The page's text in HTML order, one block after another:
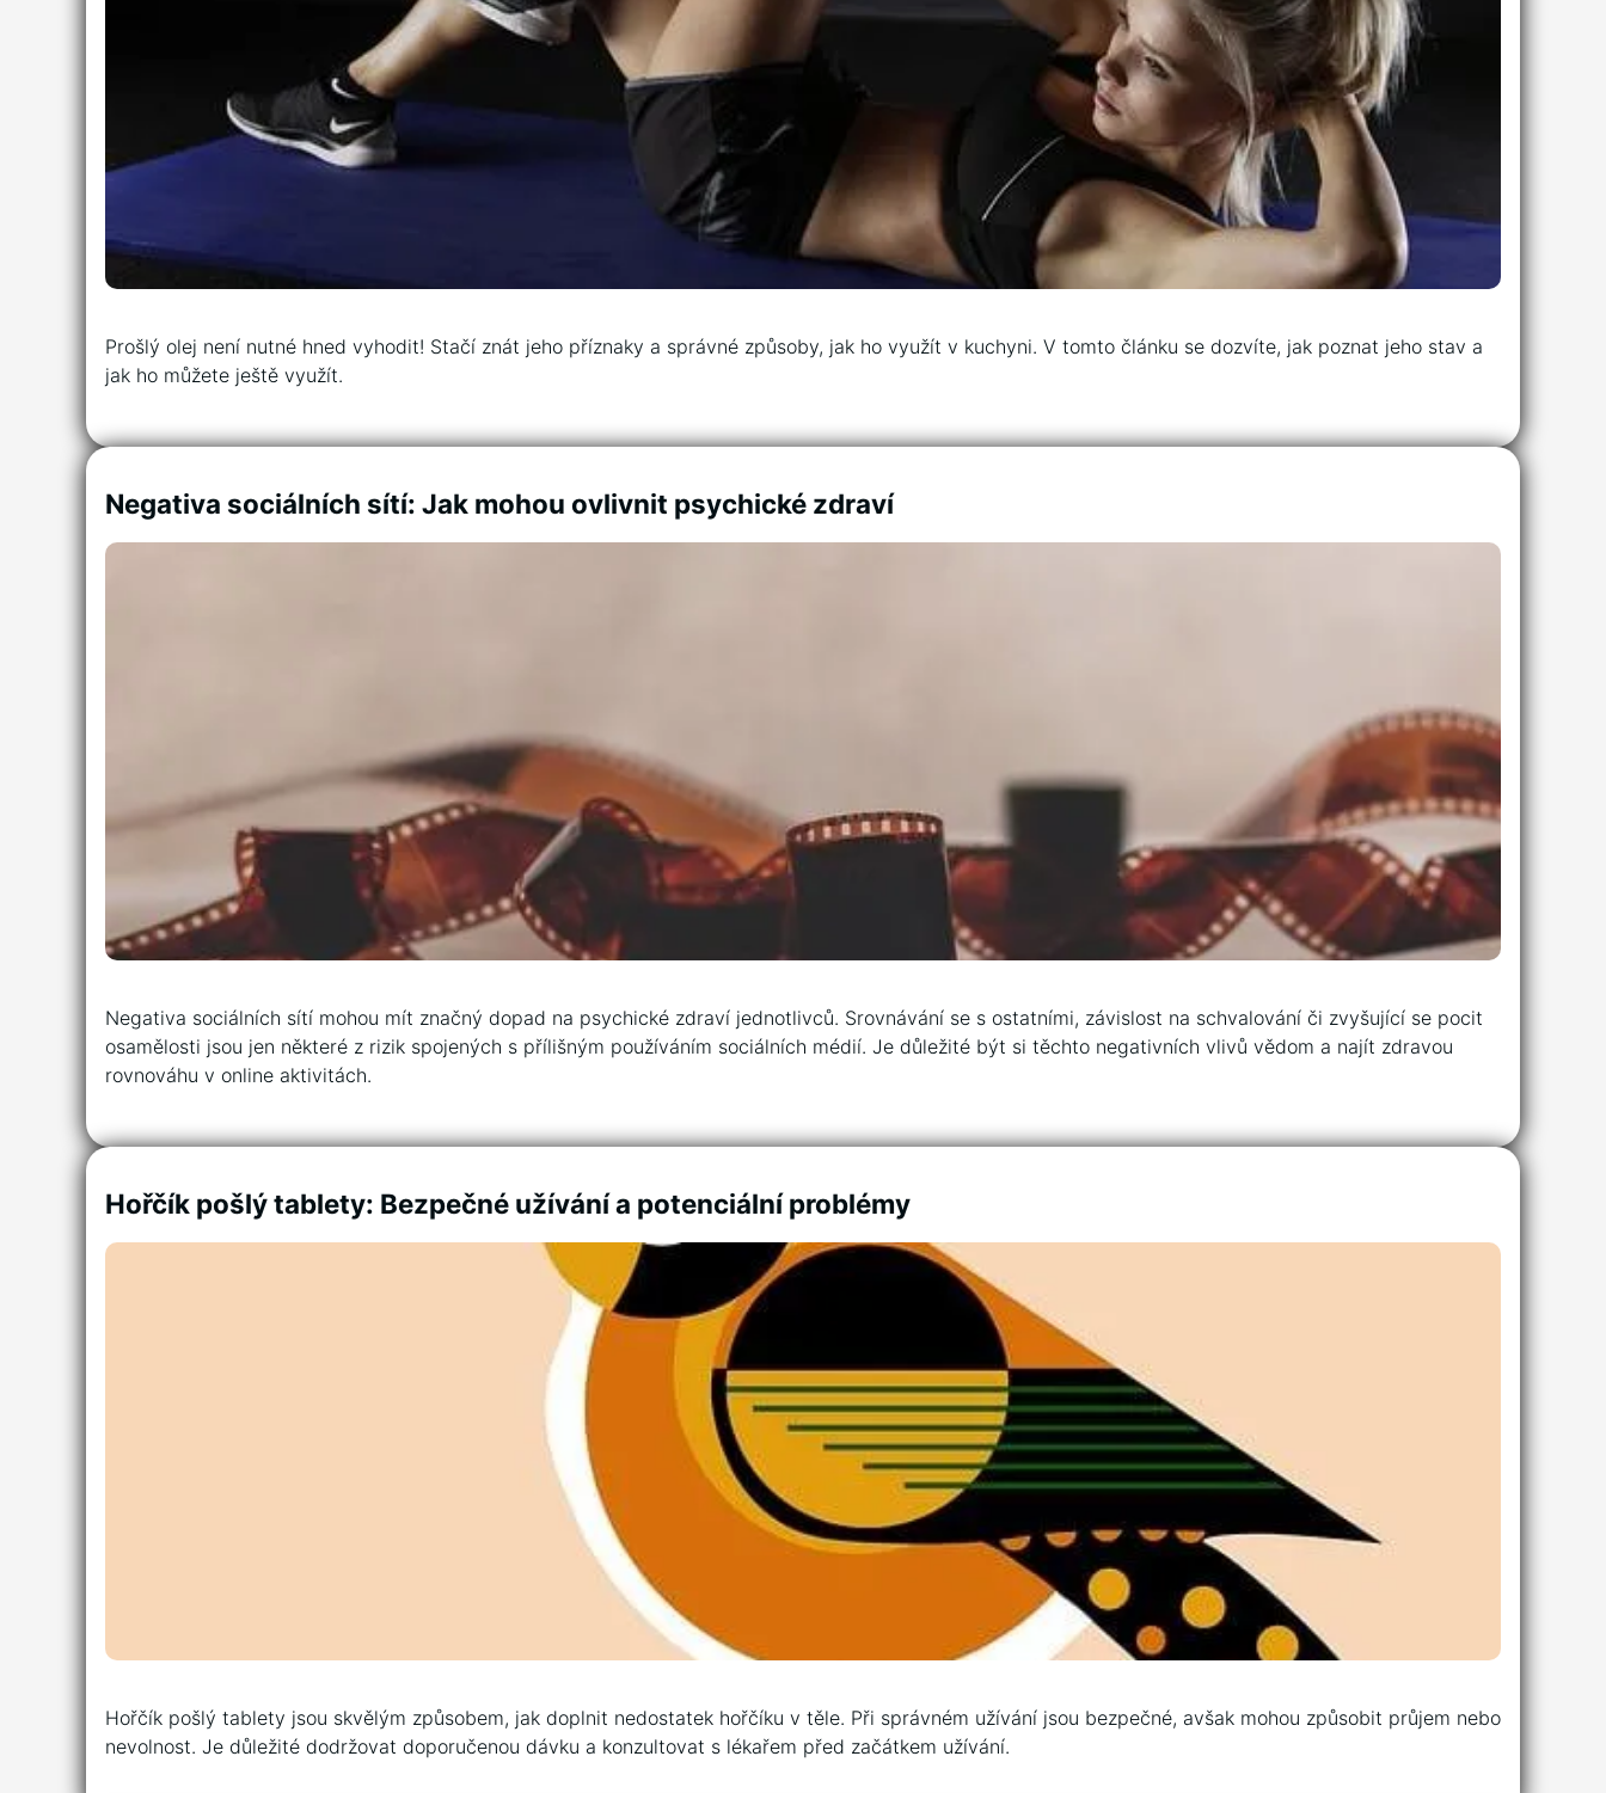
Prošlý olej není nutné hned vyhodit! Stačí znát jeho příznaky a správné způsoby, jak ho využít v kuchyni. V tomto článku se dozvíte, jak poznat jeho stav a
jak ho můžete ještě využít.
Negativa sociálních sítí: Jak mohou ovlivnit psychické zdraví
Negativa sociálních sítí mohou mít značný dopad na psychické zdraví jednotlivců. Srovnávání se s ostatními, závislost na schvalování či zvyšující se pocit
osamělosti jsou jen některé z rizik spojených s přílišným používáním sociálních médií. Je důležité být si těchto negativních vlivů vědom a najít zdravou
rovnováhu v online aktivitách.
Hořčík pošlý tablety: Bezpečné užívání a potenciální problémy
Hořčík pošlý tablety jsou skvělým způsobem, jak doplnit nedostatek hořčíku v těle. Při správném užívání jsou bezpečné, avšak mohou způsobit průjem nebo
nevolnost. Je důležité dodržovat doporučenou dávku a konzultovat s lékařem před začátkem užívání.